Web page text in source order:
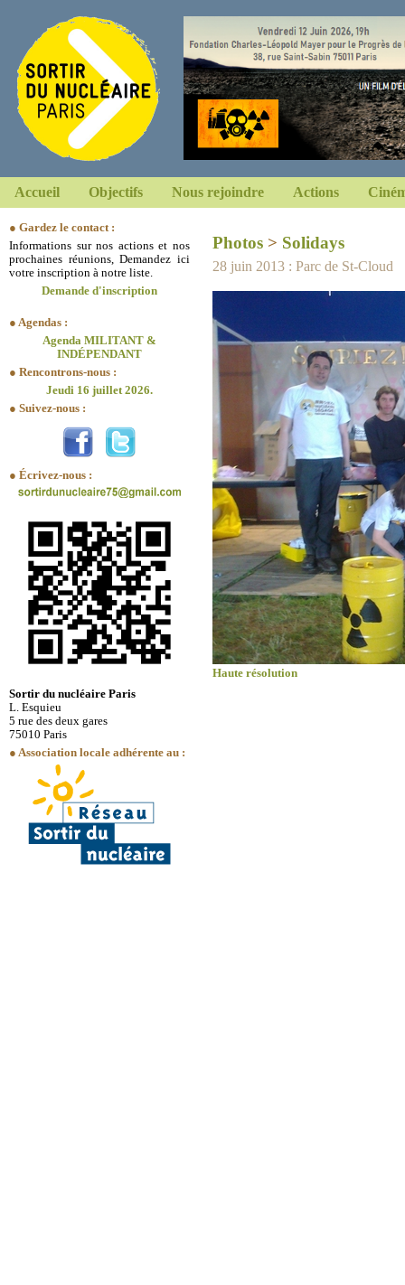
Accueil Objectifs Nous rejoindre Actions
● Gardez le contact :
Informations sur nos actions et nos
prochaines réunions, Demandez ici
votre inscription à notre liste.
Demande d'inscription
● Agendas :
Agenda MILITANT &
INDÉPENDANT
● Rencontrons-nous :
Jeudi 16 juillet 2026.
● Suivez-nous :
● Écrivez-nous :
Sortir du nucléaire Paris
L. Esquieu
5 rue des deux gares
75010 Paris
● Association locale adhérente au :
Photos > Solidays
28 juin 2013 : Parc de St-Cloud
Haute résolution